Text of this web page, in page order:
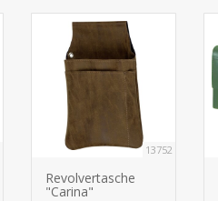
13752
Revolvertasche
"Carina"